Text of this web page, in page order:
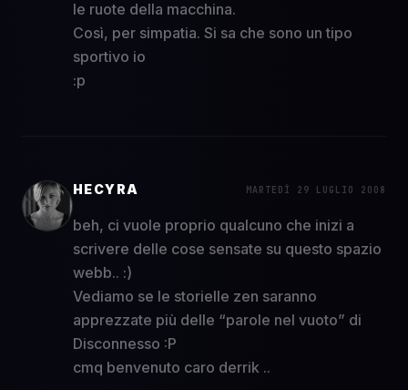
le ruote della macchina.
Così, per simpatia. Si sa che sono un tipo
sportivo io
:p
HECYRA MARTEDÌ 29 LUGLIO 2008
beh, ci vuole proprio qualcuno che inizi a
scrivere delle cose sensate su questo spazio
webb.. :)
Vediamo se le storielle zen saranno
apprezzate più delle “parole nel vuoto” di
Disconnesso :P
cmq benvenuto caro derrik ..